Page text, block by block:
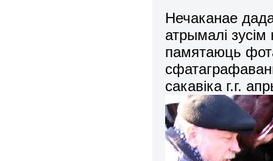
Нечаканае
атрымалі
памятаюць
сакавіка г.г.